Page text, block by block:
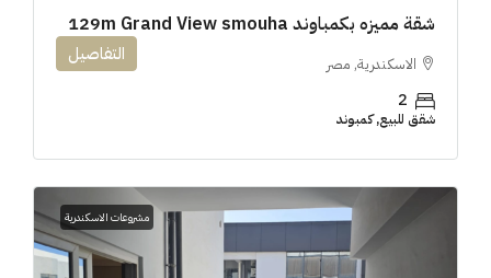
شقة مميزه بكمباوند 129m Grand View smouha
الاسكندرية, مصر
2
شقق للبيع, كمبوند
التفاصيل
مشروعات الاسكندرية